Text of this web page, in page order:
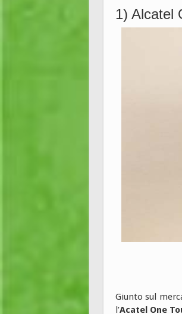
1) Alcatel
Giunto sul
l’Acatel One